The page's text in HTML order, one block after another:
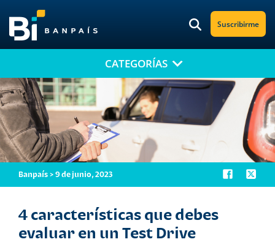
Suscribirme
¡No te pierdas nuestro nuevo contenido!
Suscríbete a nuestro blog y recibe mensualmente en tu correo
electrónico, las noticias más relevantes.
CATEGORÍAS
Banpaís > 9 de junio, 2023
4 características que debes
evaluar en un Test Drive